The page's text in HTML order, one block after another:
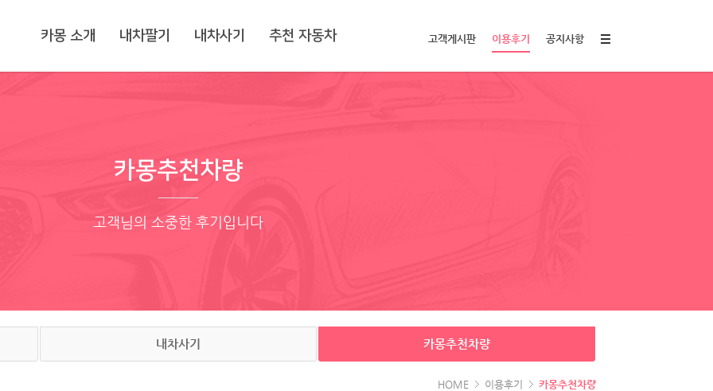
카몽 소개 내차팔기 내차사기 추천 자동차 고객게시판 이용후기 공지사항
카몽추천차량
고객님의 소중한 후기입니다
내차사기 카몽추천차량
HOME 이용후기 카몽추천차량